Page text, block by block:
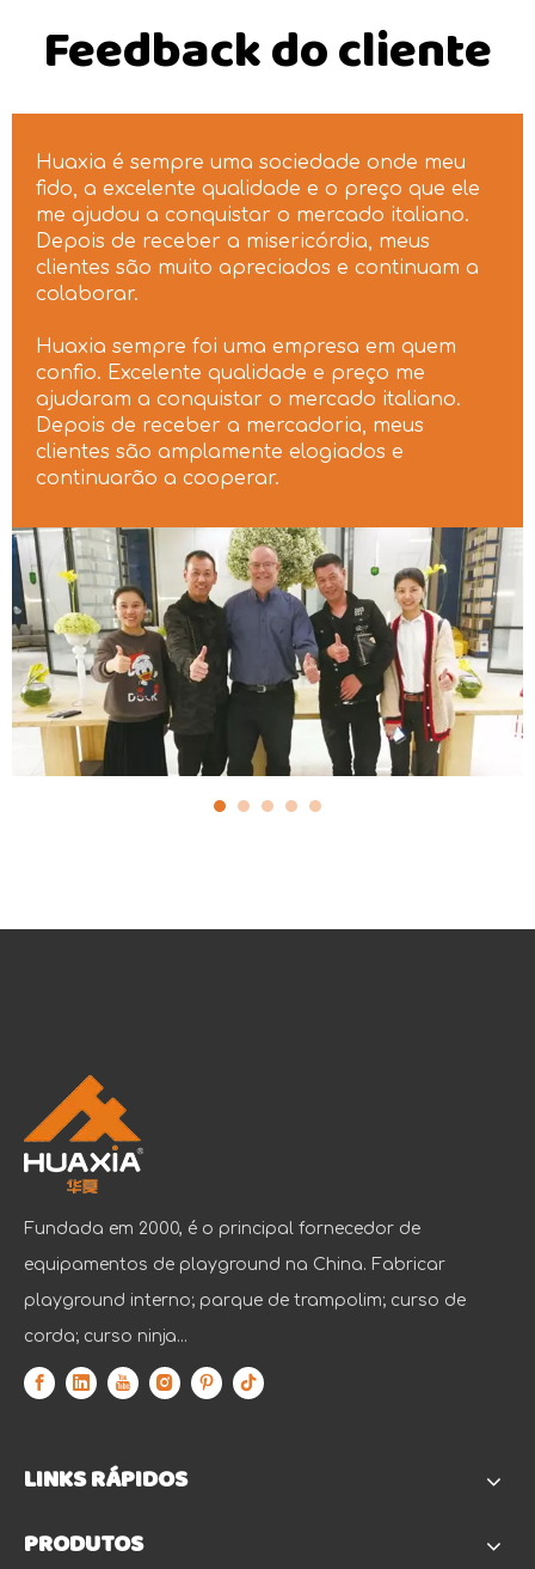
Feedback do cliente
Huaxia é sempre uma sociedade onde meu
fido, a excelente qualidade e o preço que ele
me ajudou a conquistar o mercado italiano.
Depois de receber a misericórdia, meus
clientes são muito apreciados e continuam a
colaborar.
Huaxia sempre foi uma empresa em quem
confio. Excelente qualidade e preço me
ajudaram a conquistar o mercado italiano.
Depois de receber a mercadoria, meus
clientes são amplamente elogiados e
continuarão a cooperar.
Fundada em 2000, é o principal fornecedor de
equipamentos de playground na China. Fabricar
playground interno; parque de trampolim; curso de
corda; curso ninja...
LINKS RÁPIDOS
PRODUTOS